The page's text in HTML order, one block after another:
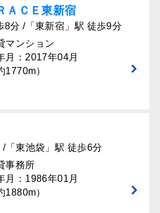
ＡＣＥ東新宿
8分 /「東新宿」駅 徒歩9分
マンション
月：2017年04月
1770m）
/「東池袋」駅 徒歩6分
事務所
月：1986年01月
1880m）